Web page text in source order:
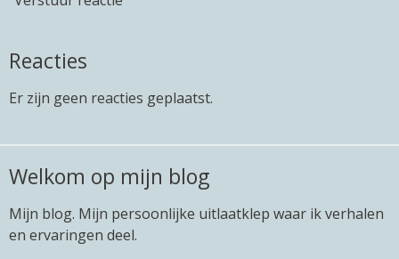
Reacties
Er zijn geen reacties geplaatst.
Welkom op mijn blog
Mijn blog. Mijn persoonlijke uitlaatklep waar ik verhalen
en ervaringen deel.